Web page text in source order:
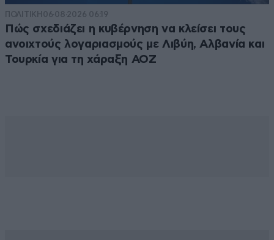
ΠΟΛΙΤΙΚΗ 06·08·2026 06:19
Πώς σχεδιάζει η κυβέρνηση να κλείσει τους
ανοιχτούς λογαριασμούς με Λιβύη, Αλβανία και
Τουρκία για τη χάραξη ΑΟΖ